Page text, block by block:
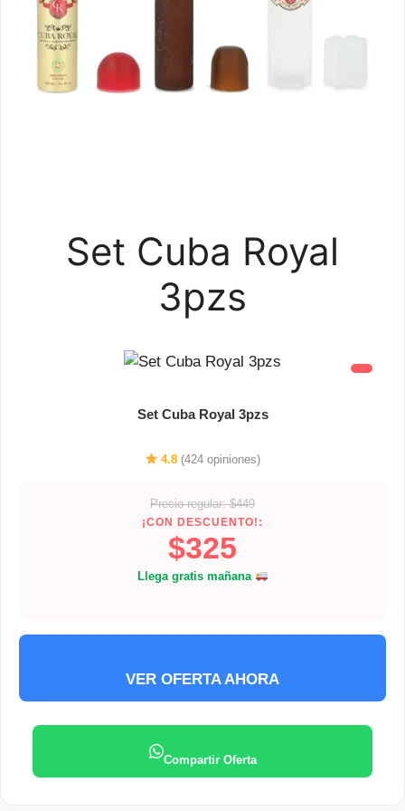
Set Cuba Royal
3pzs
Set Cuba Royal 3pzs
4.8 (424 opiniones)
Precio regular: $449
¡CON DESCUENTO!:
$325
Llega gratis mañana
VER OFERTA AHORA
Compartir Oferta